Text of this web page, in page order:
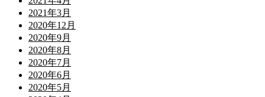
2021年3月
2020年12月
2020年9月
2020年8月
2020年7月
2020年6月
2020年5月